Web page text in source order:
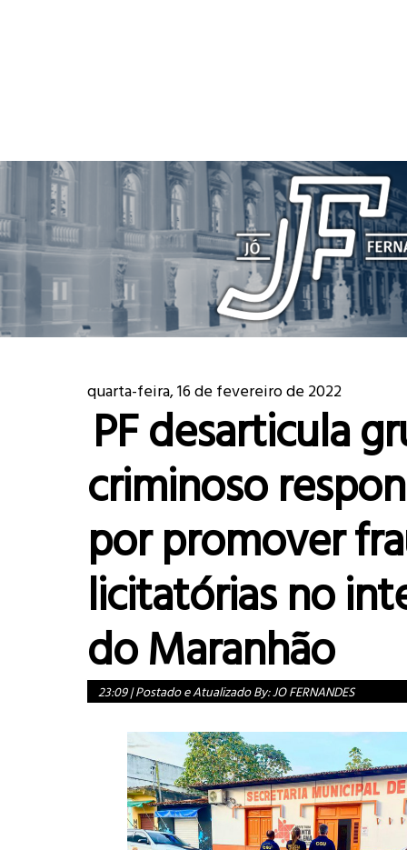
quarta-feira, 16 de fevereiro de 2022
PF desarticula
criminoso
por promover
licitatórias no
do Maranhão
23:09|Postado e Atualizado By:JO FERNANDES